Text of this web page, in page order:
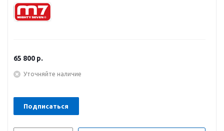
65 800 р.
Уточняйте наличие
Подписаться